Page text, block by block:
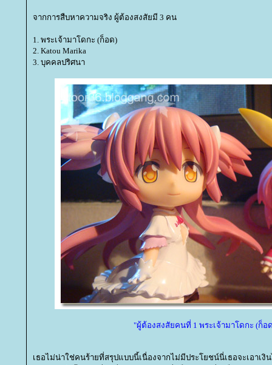
จากการสืบหาความจริง ผู้ต้องสงสัยมี 3 คน
1. พระเจ้ามาโดกะ (ก็อด)
2. Katou Marika
3. บุคคลปริศนา
"ผู้ต้องสงสัยคนที่ 1 พระเจ้ามาโดกะ (ก็อ
เธอไม่น่าใช่คนร้ายที่สรุปแบบนี้เนื่องจากไม่มีประโยชน์นี่เธอจะเอาเ